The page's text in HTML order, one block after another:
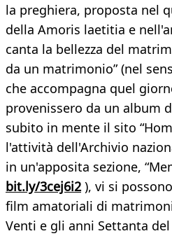
la preghiera, proposta nel
della Amoris laetitia e
canta la bellezza del
da un matrimonio” (nel
che accompagna quel
provenissero da un album
subito in mente il sito
l'attività dell'Archivio
in un'apposita sezione,
bit.ly/3cej6i2), vi si
film amatoriali di
Venti e gli anni Settanta